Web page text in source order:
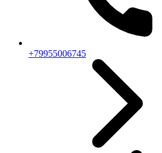
+79955006745